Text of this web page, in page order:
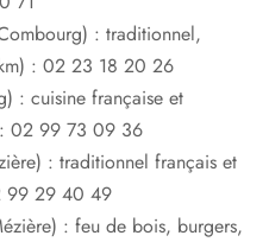
: traditionnel,
: 02 23 18 20 26
: cuisine française et
02 99 73 09 36
: traditionnel français et
99 29 40 49
: feu de bois, burgers,